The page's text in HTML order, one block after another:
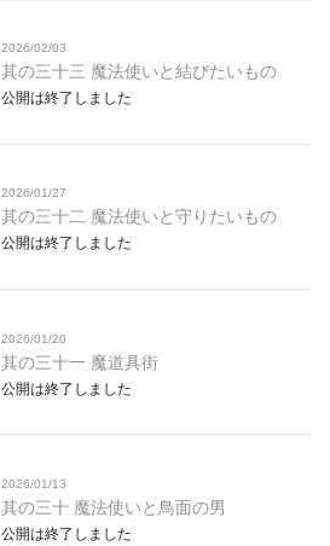
2026/02/03
其の三十三 魔法使いと結びたいもの
公開は終了しました
2026/01/27
其の三十二 魔法使いと守りたいもの
公開は終了しました
2026/01/20
其の三十一 魔道具街
公開は終了しました
2026/01/13
其の三十 魔法使いと鳥面の男
公開は終了しました